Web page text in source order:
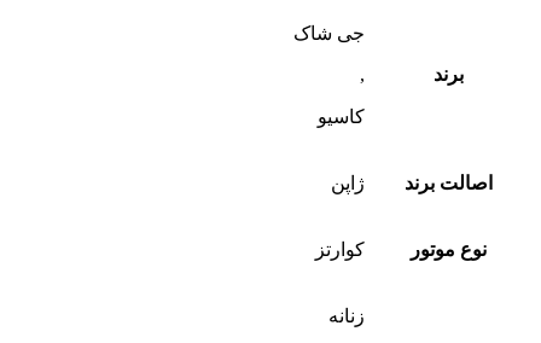
برند
جی شاک
,
کاسیو
اصالت برند ژاپن
نوع موتور کوارتز
زنانه